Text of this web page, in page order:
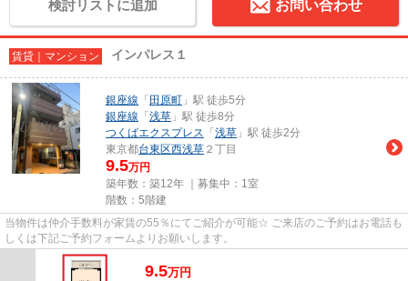
検討リストに追加 お問い合わせ
賃貸｜マンション インパレス１
銀座線 「 田原町 」駅 徒歩5分
銀座線 「 浅草 」駅 徒歩8分
つくばエクスプレス 「 浅草 」駅 徒歩2分
東京都台東区西浅草 ２丁目
9.5万円
築年数：築12年 ｜募集中： 1室
階数：5階建
当物件は仲介手数料が家賃の55％にてご紹介が可能☆ ご来店のご予約はお電話も
しくは下記ご予約フォームよりお願いします。
9.5万円